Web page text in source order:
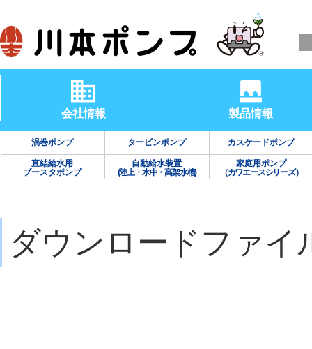
会社情報 製品情報
渦巻ポンプ タービンポンプ カスケードポンプ
直結給水用
ブースタポンプ
自動給水装置
(陸上・水中・高架水槽)
家庭用ポンプ
（カワエースシリーズ）
ダウンロードファイ